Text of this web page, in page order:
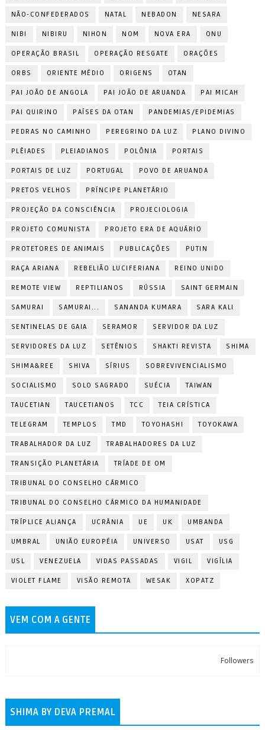
NÃO-CONFEDERADOS NATAL NEBADON NESARA
NIBI NIBIRU NIHON NOM NOVA ERA ONU
OPERAÇÃO BRASIL OPERAÇÃO RESGATE ORAÇÕES
ORBS ORIENTE MÉDIO ORIGENS OTAN
PAI JOÃO DE ANGOLA PAI JOÃO DE ARUANDA PAI MICAH
PAI QUIRINO PAÍSES DA OTAN PANDEMIAS/EPIDEMIAS
PEDRAS NO CAMINHO PEREGRINO DA LUZ PLANO DIVINO
PLÊIADES PLEIADIANOS POLÔNIA PORTAIS
PORTAIS DE LUZ PORTUGAL POVO DE ARUANDA
PRETOS VELHOS PRÍNCIPE PLANETÁRIO
PROJEÇÃO DA CONSCIÊNCIA PROJECIOLOGIA
PROJETO COMUNISTA PROJETO ERA DE AQUÁRIO
PROTETORES DE ANIMAIS PUBLICAÇÕES PUTIN
RAÇA ARIANA REBELIÃO LUCIFERIANA REINO UNIDO
REMOTE VIEW REPTILIANOS RÚSSIA SAINT GERMAIN
SAMURAI SAMURAI... SANANDA KUMARA SARA KALI
SENTINELAS DE GAIA SERAMOR SERVIDOR DA LUZ
SERVIDORES DA LUZ SETÊNIOS SHAKTI REVISTA SHIMA
SHIMA&REE SHIVA SÍRIUS SOBREVIVENCIALISMO
SOCIALISMO SOLO SAGRADO SUÉCIA TAIWAN
TAUCETIAN TAUCETIANOS TCC TEIA CRÍSTICA
TELEGRAM TEMPLOS TMD TOYOHASHI TOYOKAWA
TRABALHADOR DA LUZ TRABALHADORES DA LUZ
TRANSIÇÃO PLANETÁRIA TRÍADE DE OM
TRIBUNAL DO CONSELHO CÁRMICO
TRIBUNAL DO CONSELHO CÁRMICO DA HUMANIDADE
TRÍPLICE ALIANÇA UCRÂNIA UE UK UMBANDA
UMBRAL UNIÃO EUROPÉIA UNIVERSO USAT USG
USL VENEZUELA VIDAS PASSADAS VIGIL VIGÍLIA
VIOLET FLAME VISÃO REMOTA WESAK XOPATZ
VEM COM A GENTE
Followers
SHIMA BY DEVA PREMAL